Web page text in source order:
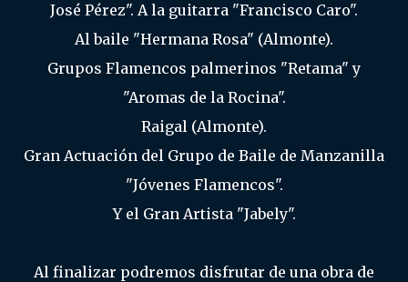
José Pérez". A la guitarra "Francisco Caro".
Al baile "Hermana Rosa" (Almonte).
Grupos Flamencos palmerinos "Retama" y
"Aromas de la Rocina".
Raigal (Almonte).
Gran Actuación del Grupo de Baile de Manzanilla
"Jóvenes Flamencos".
Y el Gran Artista "Jabely".
Al finalizar podremos disfrutar de una obra de